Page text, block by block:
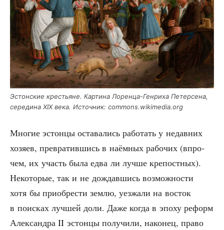
Эстон­ские кре­стьяне. Кар­ти­на Лорен­ца-Ген­ри­ха Петер­се­на,
сере­ди­на XIX века. Источ­ник: commons.wikimedia.org
Мно­гие эстон­цы оста­ва­лись рабо­тать у недав­них
хозя­ев, пре­вра­тив­шись в наём­ных рабо­чих (впро­
чем, их участь была едва ли луч­ше кре­пост­ных).
Неко­то­рые, так и не дождав­шись воз­мож­но­сти
хотя бы при­об­ре­сти зем­лю, уез­жа­ли на восток
в поис­ках луч­шей доли. Даже когда в эпо­ху реформ
Алек­сандра II эстон­цы полу­чи­ли, нако­нец, пра­во